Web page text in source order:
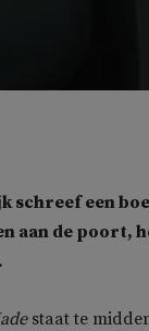
schreef een
aan de poort,
staat te